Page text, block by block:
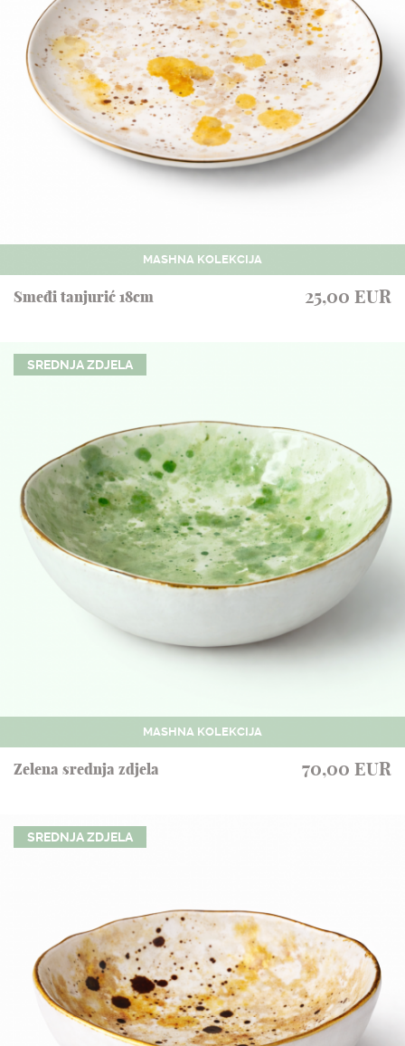
MASHNA KOLEKCIJA
Smeđi tanjurić 18cm 25,00 EUR
SREDNJA ZDJELA
MASHNA KOLEKCIJA
Zelena srednja zdjela 70,00 EUR
SREDNJA ZDJELA